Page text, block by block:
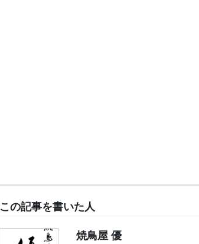
この記事を書いた人
焼鳥屋 優